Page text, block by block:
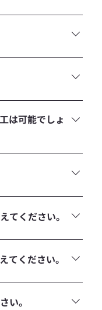
売については別途要
場合はご相談くださ
いたします。 レンタ
は可能でしょ
ますので、ご希望の
側のため、外側への
ります。
てください。
てください。
）¥308,000 / 9h
い。